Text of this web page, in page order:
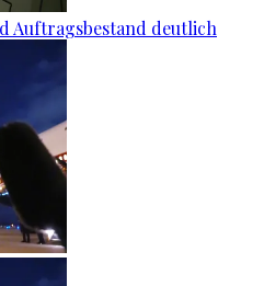
Auftragsbestand deutlich